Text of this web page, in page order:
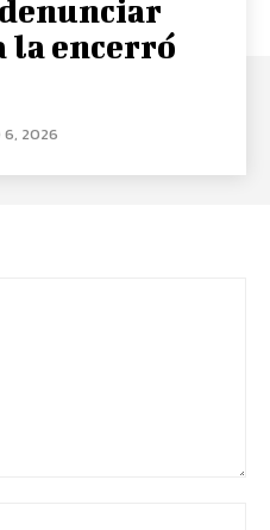
la encerró
6, 2026